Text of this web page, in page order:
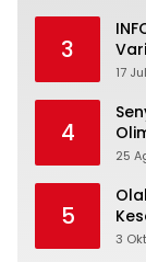
3
17
4
25
5
3